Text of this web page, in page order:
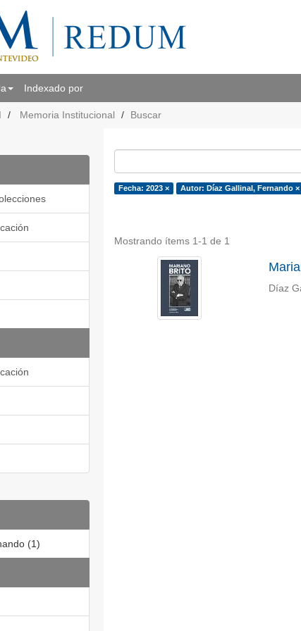
Indexado por
Memoria Institucional Buscar
(1)
Fecha: 2023 × Autor: Díaz Gallinal, Fernando ×
Mostrando ítems 1-1 de 1
Díaz